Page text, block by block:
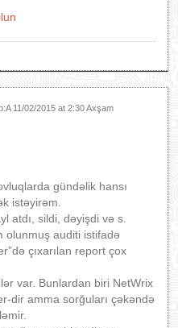
11/02/2015 at 2:30 Axşam
gündəlik hansı
istəyirəm.
atdı, sildi, dəyişdi və s.
olunmuş auditi istifadə
çıxarılan report çox
var. Bunlardan biri NetWrix
dir amma sorğuları çəkəndə